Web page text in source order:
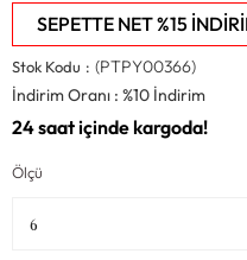
SEPETTE NET %15
Stok Kodu
(PTPY00366)
İndirim Oranı : %10 İndirim
Ölçü